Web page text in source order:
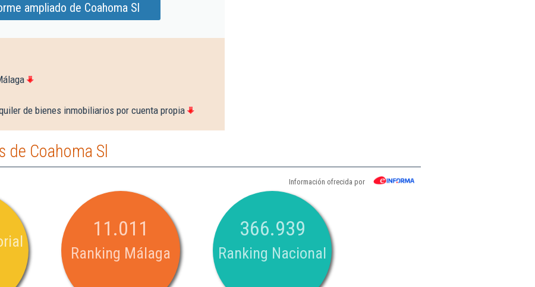
ampliado de Coahoma Sl
de bienes inmobiliarios por cuenta propia
de Coahoma Sl
Información ofrecida por
11.011
Ranking Málaga
366.939
Ranking Nacional